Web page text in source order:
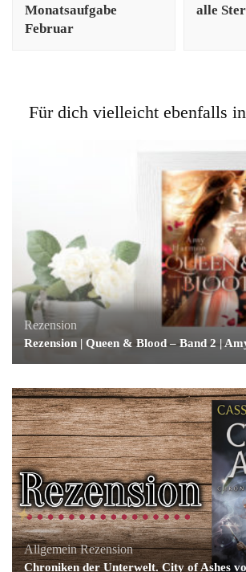
Monatsaufgabe
Februar
alle
Für dich vielleicht ebenfalls
Rezension
Rezension | Queen & Blood – Band 2 |
Allgemein Rezension
Chroniken der Unterwelt. City of Ashes